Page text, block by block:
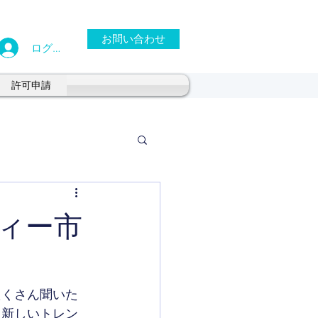
ログイン
お問い合わせ
許可申請
ー市
さん聞いた
しいトレン